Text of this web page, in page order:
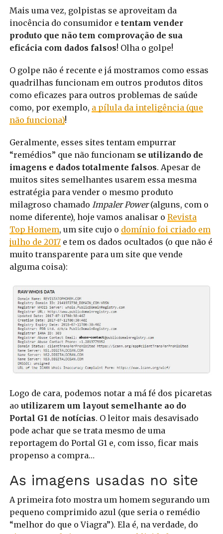
Mais uma vez, golpistas se aproveitam da
inocência do consumidor e tentam vender
produto que não tem comprovação de sua
eficácia com dados falsos! Olha o golpe!
O golpe não é recente e já mostramos como essas
quadrilhas funcionam em outros produtos ditos
como eficazes para outros problemas de saúde
como, por exemplo, a pílula da inteligência (que
não funciona)!
Geralmente, esses sites tentam empurrar
“remédios” que não funcionam se utilizando de
imagens e dados totalmente falsos. Apesar de
muitos sites semelhantes usarem essa mesma
estratégia para vender o mesmo produto
milagroso chamado Impaler Power(alguns, com o
nome diferente), hoje vamos analisar o Revista
Top Homem, um site cujo o domínio foi criado em
julho de 2017e tem os dados ocultados (o que não é
muito transparente para um site que vende
alguma coisa):
Logo de cara, podemos notar a má fé dos picaretas
ao utilizarem um layout semelhante ao do
Portal G1 de notícias. O leitor mais desavisado
pode achar que se trata mesmo de uma
reportagem do Portal G1 e, com isso, ficar mais
propenso a compra…
As imagens usadas no site
A primeira foto mostra um homem segurando um
pequeno comprimido azul (que seria o remédio
“melhor do que o Viagra”). Ela é, na verdade, do